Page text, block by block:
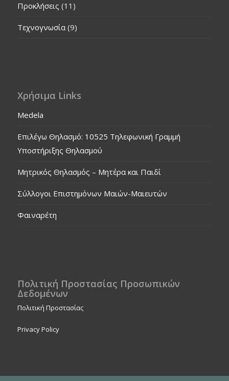
Προκλήσεις (11)
Τεχνογνωσία(9)
Χρήσιμα Links
Medela
Επιλέγω Θηλασμό: 10525 Τηλεφωνική Γραμμή
Υποστήριξης Θηλασμού
Μητρικός Θηλασμός – Μητέρα και Παιδί
Σύλλογοι Επιστημόνων Μαιών-Μαιευτών
Φαιναρέτη
Πολιτική Προστασίας Προσωπικών
Δεδομένων
Πολιτική Προστασίας
Privacy Policy